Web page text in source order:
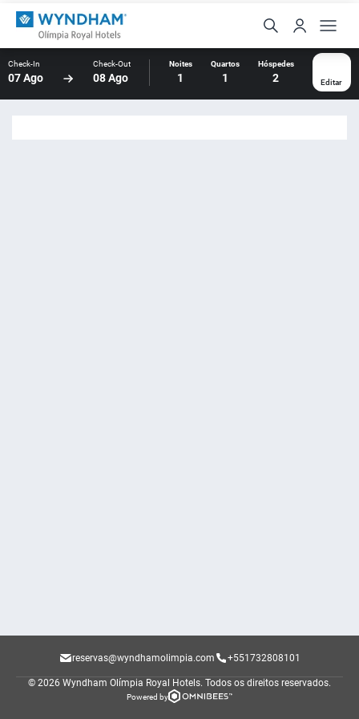
Check-In
07 Ago
Check-Out
08 Ago
Noites
1
Quartos
1
Hóspedes
2 Editar
reservas@wyndhamolimpia.com +551732808101
© 2026 Wyndham Olímpia Royal Hotels. Todos os direitos reservados.
Powered by